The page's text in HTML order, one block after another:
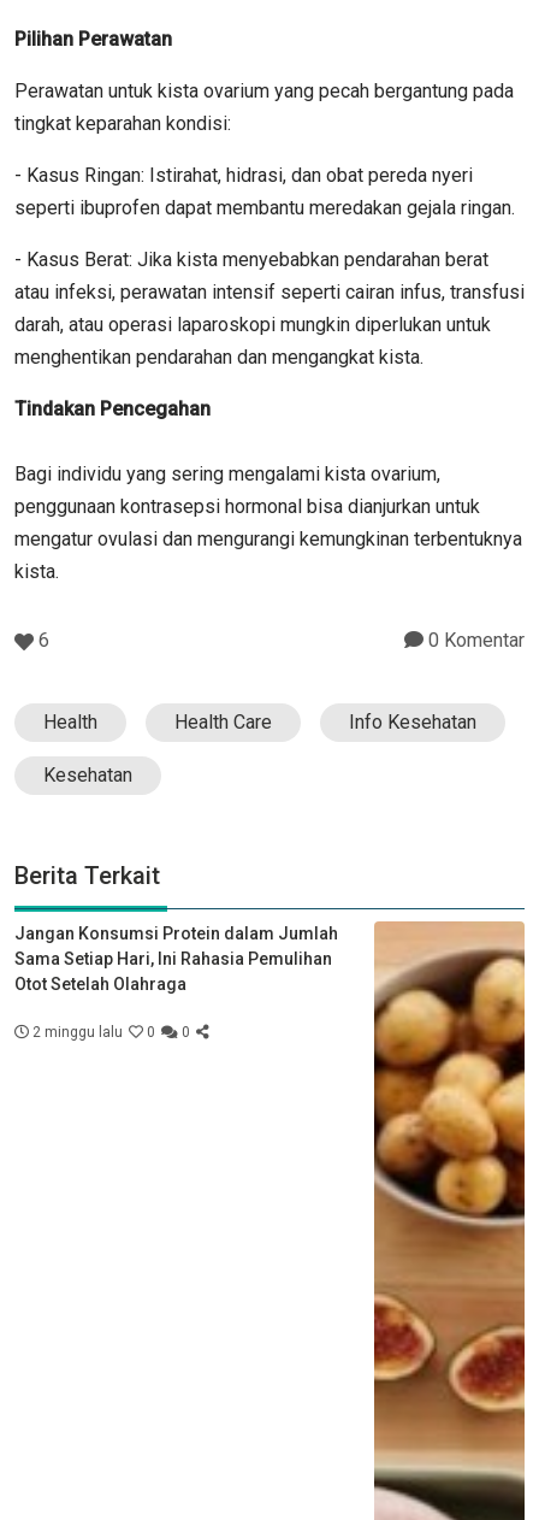
Pilihan Perawatan
Perawatan untuk kista ovarium yang pecah bergantung pada
tingkat keparahan kondisi:
- Kasus Ringan: Istirahat, hidrasi, dan obat pereda nyeri
seperti ibuprofen dapat membantu meredakan gejala ringan.
- Kasus Berat: Jika kista menyebabkan pendarahan berat
atau infeksi, perawatan intensif seperti cairan infus, transfusi
darah, atau operasi laparoskopi mungkin diperlukan untuk
menghentikan pendarahan dan mengangkat kista.
Tindakan Pencegahan
Bagi individu yang sering mengalami kista ovarium,
penggunaan kontrasepsi hormonal bisa dianjurkan untuk
mengatur ovulasi dan mengurangi kemungkinan terbentuknya
kista.
6 0 Komentar
Health Health Care Info Kesehatan
Kesehatan
Berita Terkait
Jangan Konsumsi Protein dalam Jumlah
Sama Setiap Hari, Ini Rahasia Pemulihan
Otot Setelah Olahraga
2 minggu lalu 0 0